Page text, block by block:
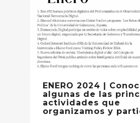
ENERO 2024 |
algunas de las
actividades que
organizamos y